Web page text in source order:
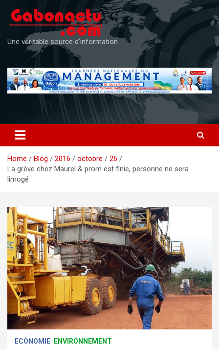
content
Une véritable source d'information
Home Blog 2016 octobre
26
La grève chez Maurel & prom est finie, personne ne sera
limogé
ECONOMIE ENVIRONNEMENT